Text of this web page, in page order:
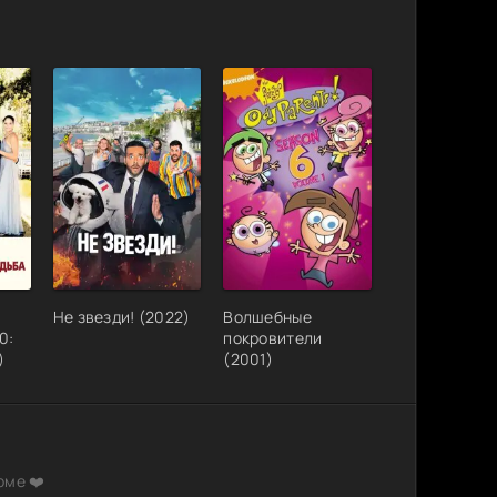
от
GB
1 0
8.44 GB 5 1
26.81
GB
1 0
4.37 GB 1 0
4.94 GB 0 0
Не звезди! (2022)
Волшебные
покровители
(2001)
❤️